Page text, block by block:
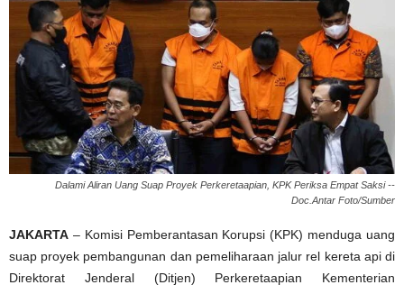
Dalami Aliran Uang Suap Proyek Perkeretaapian, KPK Periksa Empat Saksi --
Doc.Antar Foto/Sumber
JAKARTA – Komisi Pemberantasan Korupsi (KPK) menduga uang
suap proyek pembangunan dan pemeliharaan jalur rel kereta api di
Direktorat Jenderal (Ditjen) Perkeretaapian Kementerian